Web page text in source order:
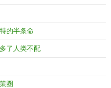
的半条命
了人类不配
圈